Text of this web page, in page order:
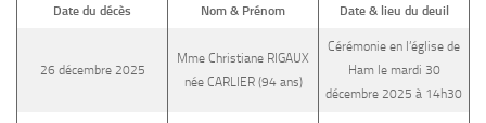
Date du décès Nom & Prénom Date & lieu du deuil
26 décembre 2025
Mme Christiane RIGAUX
née CARLIER (94 ans)
Cérémonie en l’église de
Ham le mardi 30
décembre 2025 à 14h30